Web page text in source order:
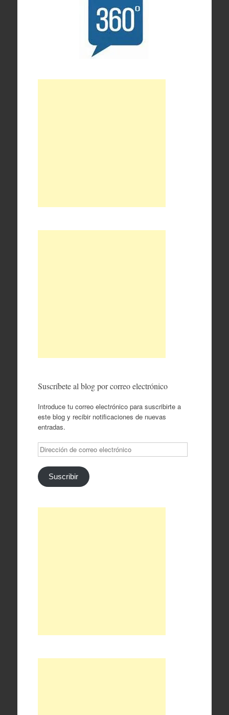
Suscríbete al blog por correo electrónico
Introduce tu correo electrónico para suscribirte a
este blog y recibir notificaciones de nuevas
entradas.
Dirección
de
correo
electrónico
Suscribir